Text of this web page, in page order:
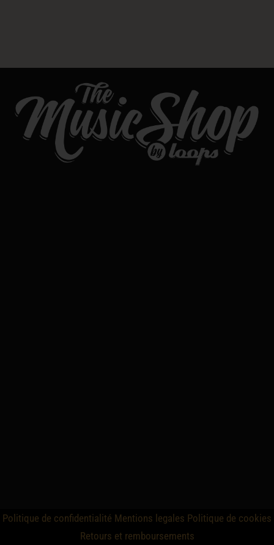
Politique de confidentialité Mentions legales Politique de cookies
Retours et remboursements